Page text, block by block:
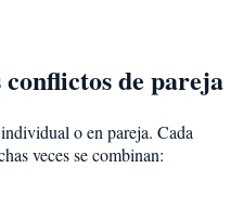
de pareja
o en pareja. Cada
veces se combinan: